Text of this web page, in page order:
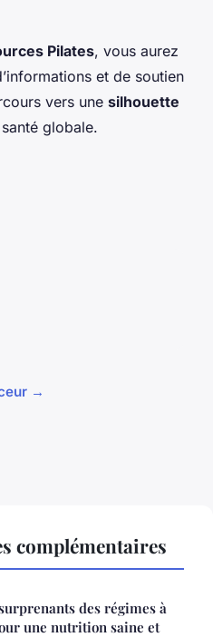
Pilates, vous aurez
et de soutien
vers une silhouette
globale.
→
complémentaires
des régimes à
une nutrition saine et